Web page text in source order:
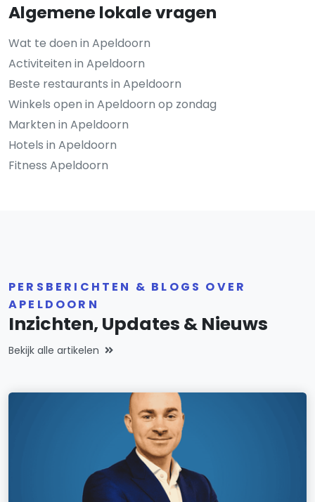
Algemene lokale vragen
Wat te doen in Apeldoorn
Activiteiten in Apeldoorn
Beste restaurants in Apeldoorn
Winkels open in Apeldoorn op zondag
Markten in Apeldoorn
Hotels in Apeldoorn
Fitness Apeldoorn
PERSBERICHTEN & BLOGS OVER
APELDOORN
Inzichten, Updates & Nieuws
Bekijk alle artikelen